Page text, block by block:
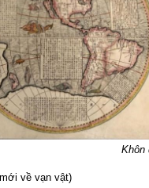
Khôn
về vạn vật)